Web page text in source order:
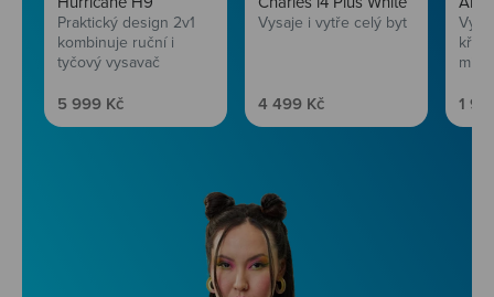
Praktický design 2v1
kombinuje ruční i
tyčový vysavač
Prodejní cena
5 999 Kč
Vysaje i vytře celý byt
Prodejní cena
4 499 Kč 1